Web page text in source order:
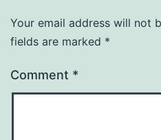
Your email address will not
fields are marked *
Comment *